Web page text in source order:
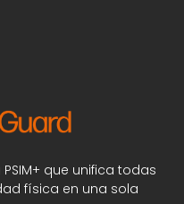
que unifica todas
física en una sola